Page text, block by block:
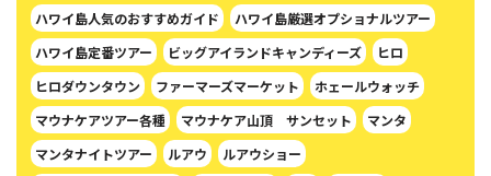
ハワイ島人気のおすすめガイド
ハワイ島厳選オプショナルツアー
ハワイ島定番ツアー
ビッグアイランドキャンディーズ
ヒロ
ヒロダウンタウン
ファーマーズマーケット
ホェールウォッチ
マウナケアツアー各種
マウナケア山頂 サンセット
マンタ
マンタナイトツアー
ルアウ
ルアウショー